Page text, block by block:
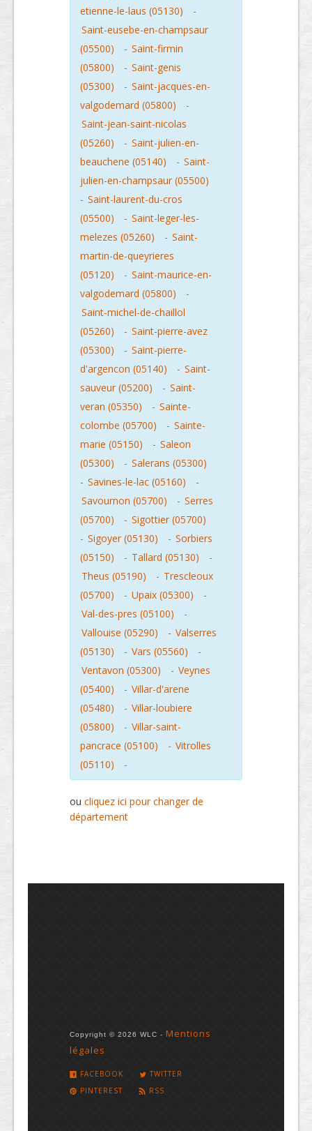
etienne-le-laus (05130)
-
Saint-eusebe-en-champsaur
(05500)
- Saint-firmin
(05800)
- Saint-genis
(05300)
- Saint-jacques-en-
valgodemard (05800)
-
Saint-jean-saint-nicolas
(05260)
- Saint-julien-en-
beauchene (05140)
- Saint-
julien-en-champsaur (05500)
- Saint-laurent-du-cros
(05500)
- Saint-leger-les-
melezes (05260)
- Saint-
martin-de-queyrieres
(05120)
- Saint-maurice-en-
valgodemard (05800)
-
Saint-michel-de-chaillol
(05260)
- Saint-pierre-avez
(05300)
- Saint-pierre-
d'argencon (05140)
- Saint-
sauveur (05200)
- Saint-
veran (05350)
- Sainte-
colombe (05700)
- Sainte-
marie (05150)
- Saleon
(05300)
- Salerans (05300)
- Savines-le-lac (05160)
-
Savournon (05700)
- Serres
(05700)
- Sigottier (05700)
- Sigoyer (05130) - Sorbiers
(05150)
- Tallard (05130)
-
Theus (05190)
- Trescleoux
(05700)
- Upaix (05300)
-
Val-des-pres (05100)
-
Vallouise (05290)
- Valserres
(05130)
- Vars (05560)
-
Ventavon (05300)
- Veynes
(05400)
- Villar-d'arene
(05480)
- Villar-loubiere
(05800)
- Villar-saint-
pancrace (05100)
- Vitrolles
(05110)
-
ou cliquez ici pour changer de
département
Copyright © 2026 WLC - Mentions
légales
FACEBOOK
TWITTER
PINTEREST
RSS